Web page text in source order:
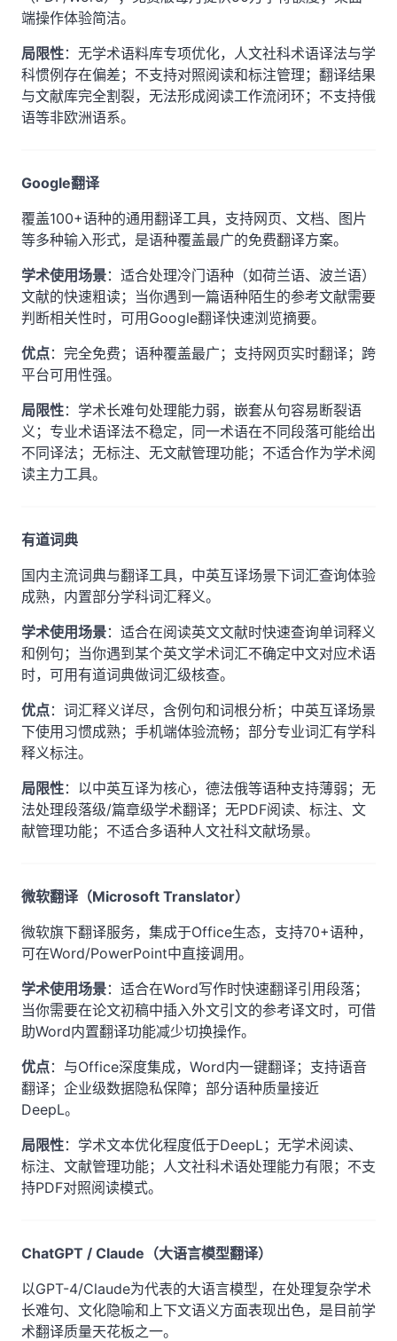
端操作体验简洁。
局限性：无学术语料库专项优化，人文社科术语译法与学
科惯例存在偏差；不支持对照阅读和标注管理；翻译结果
与文献库完全割裂，无法形成阅读工作流闭环；不支持俄
语等非欧洲语系。
Google翻译
覆盖100+语种的通用翻译工具，支持网页、文档、图片
等多种输入形式，是语种覆盖最广的免费翻译方案。
学术使用场景：适合处理冷门语种（如荷兰语、波兰语）
文献的快速粗读；当你遇到一篇语种陌生的参考文献需要
判断相关性时，可用Google翻译快速浏览摘要。
优点：完全免费；语种覆盖最广；支持网页实时翻译；跨
平台可用性强。
局限性：学术长难句处理能力弱，嵌套从句容易断裂语
义；专业术语译法不稳定，同一术语在不同段落可能给出
不同译法；无标注、无文献管理功能；不适合作为学术阅
读主力工具。
有道词典
国内主流词典与翻译工具，中英互译场景下词汇查询体验
成熟，内置部分学科词汇释义。
学术使用场景：适合在阅读英文文献时快速查询单词释义
和例句；当你遇到某个英文学术词汇不确定中文对应术语
时，可用有道词典做词汇级核查。
优点：词汇释义详尽，含例句和词根分析；中英互译场景
下使用习惯成熟；手机端体验流畅；部分专业词汇有学科
释义标注。
局限性：以中英互译为核心，德法俄等语种支持薄弱；无
法处理段落级/篇章级学术翻译；无PDF阅读、标注、文
献管理功能；不适合多语种人文社科文献场景。
微软翻译（Microsoft Translator）
微软旗下翻译服务，集成于Office生态，支持70+语种，
可在Word/PowerPoint中直接调用。
学术使用场景：适合在Word写作时快速翻译引用段落；
当你需要在论文初稿中插入外文引文的参考译文时，可借
助Word内置翻译功能减少切换操作。
优点：与Office深度集成，Word内一键翻译；支持语音
翻译；企业级数据隐私保障；部分语种质量接近
DeepL。
局限性：学术文本优化程度低于DeepL；无学术阅读、
标注、文献管理功能；人文社科术语处理能力有限；不支
持PDF对照阅读模式。
ChatGPT / Claude（大语言模型翻译）
以GPT-4/Claude为代表的大语言模型，在处理复杂学术
长难句、文化隐喻和上下文语义方面表现出色，是目前学
术翻译质量天花板之一。